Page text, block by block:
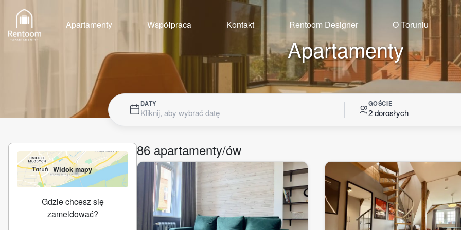
Apartamenty Współpraca Kontakt Rentoom Designer O Toruniu
Apartamenty
DATY
Kliknij, aby wybrać datę
GOŚCIE
2 dorosłych
Widok mapy
Gdzie chcesz się
zameldować?
86 apartamenty/ów